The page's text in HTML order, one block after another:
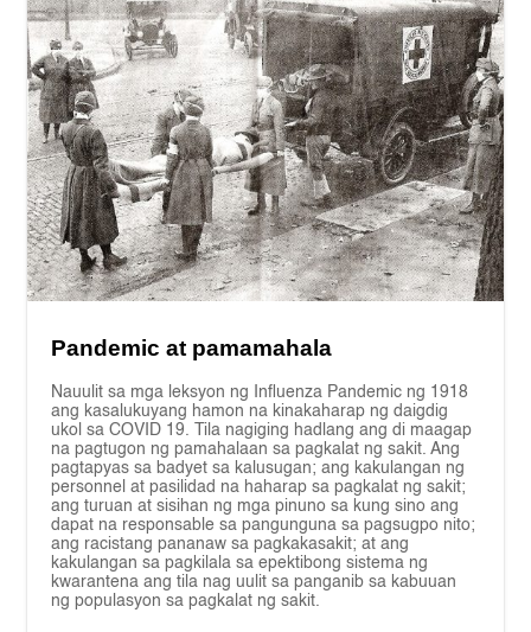
Pandemic at pamamahala
Nauulit sa mga leksyon ng Influenza Pandemic ng 1918
ang kasalukuyang hamon na kinakaharap ng daigdig
ukol sa COVID 19. Tila nagiging hadlang ang di maagap
na pagtugon ng pamahalaan sa pagkalat ng sakit. Ang
pagtapyas sa badyet sa kalusugan; ang kakulangan ng
personnel at pasilidad na haharap sa pagkalat ng sakit;
ang turuan at sisihan ng mga pinuno sa kung sino ang
dapat na responsable sa pangunguna sa pagsugpo nito;
ang racistang pananaw sa pagkakasakit; at ang
kakulangan sa pagkilala sa epektibong sistema ng
kwarantena ang tila nag uulit sa panganib sa kabuuan
ng populasyon sa pagkalat ng sakit.